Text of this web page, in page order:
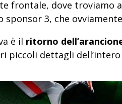
frontale, dove troviamo
sponsor 3, che
è il ritorno
piccoli dettagli